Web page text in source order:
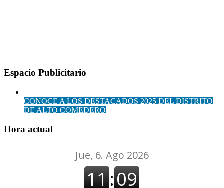
Espacio Publicitario
CONOCE A LOS DESTACADOS 2025 DEL DISTRITO
DE ALTO COMEDERO
Hora actual